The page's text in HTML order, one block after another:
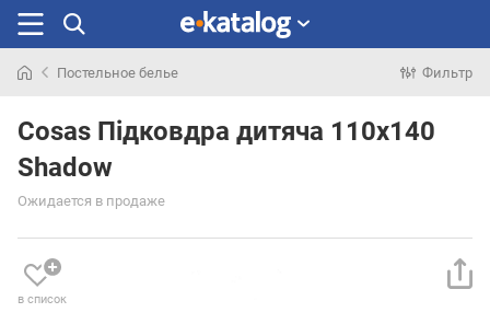
раньше
Постельное белье Фильтр
Cosas Підковдра дитяча 110х140
Shadow
Ожидается в продаже
в список